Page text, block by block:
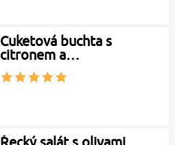
Cuketová buchta s
citronem a…
Řecký salát s olivami